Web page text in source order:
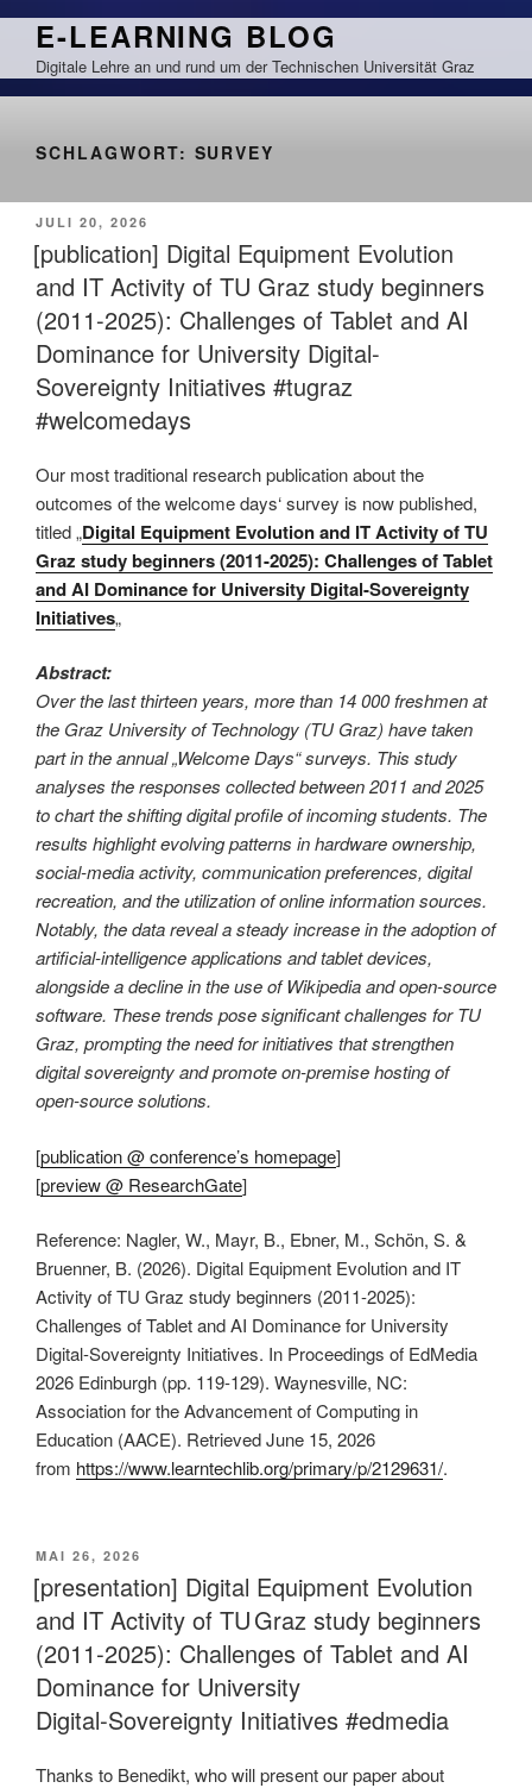
Zum
springen
E-LEARNING BLOG
Digitale Lehre an und rund um der Technischen Universität Graz
SCHLAGWORT: SURVEY
VERÖFFENTLICHT
AM
JULI 20, 2026
[publication] Digital Equipment Evolution
and IT Activity of TU Graz study beginners
(2011-2025): Challenges of Tablet and AI
Dominance for University Digital-
Sovereignty Initiatives #tugraz
#welcomedays
Our most traditional research publication about the
outcomes of the welcome days‘ survey is now published,
titled „Digital Equipment Evolution and IT Activity of TU
Graz study beginners (2011-2025): Challenges of Tablet
and AI Dominance for University Digital-Sovereignty
Initiatives„
Abstract:
Over the last thirteen years, more than 14 000 freshmen at
the Graz University of Technology (TU Graz) have taken
part in the annual „Welcome Days“ surveys. This study
analyses the responses collected between 2011 and 2025
to chart the shifting digital profile of incoming students. The
results highlight evolving patterns in hardware ownership,
social-media activity, communication preferences, digital
recreation, and the utilization of online information sources.
Notably, the data reveal a steady increase in the adoption of
artificial-intelligence applications and tablet devices,
alongside a decline in the use of Wikipedia and open-source
software. These trends pose significant challenges for TU
Graz, prompting the need for initiatives that strengthen
digital sovereignty and promote on-premise hosting of
open-source solutions.
[publication @ conference’s homepage]
[preview @ ResearchGate]
Reference: Nagler, W., Mayr, B., Ebner, M., Schön, S. &
Bruenner, B. (2026). Digital Equipment Evolution and IT
Activity of TU Graz study beginners (2011-2025):
Challenges of Tablet and AI Dominance for University
Digital-Sovereignty Initiatives. In Proceedings of EdMedia
2026 Edinburgh (pp. 119-129). Waynesville, NC:
Association for the Advancement of Computing in
Education (AACE). Retrieved June 15, 2026
from https://www.learntechlib.org/primary/p/2129631/.
VERÖFFENTLICHT
AM
MAI 26, 2026
[presentation] Digital Equipment Evolution
and IT Activity of TU Graz study beginners
(2011‑2025): Challenges of Tablet and AI
Dominance for University
Digital‑Sovereignty Initiatives #edmedia
Thanks to Benedikt, who will present our paper about